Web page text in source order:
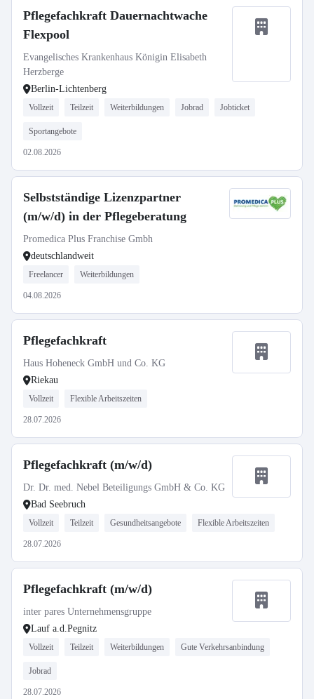
Pflegefachkraft Dauernachtwache
Flexpool
Evangelisches Krankenhaus Königin Elisabeth
Herzberge
Berlin-Lichtenberg
Vollzeit Teilzeit Weiterbildungen Jobrad Jobticket
Sportangebote
02.08.2026
Selbstständige Lizenzpartner
(m/w/d) in der Pflegeberatung
Promedica Plus Franchise Gmbh
deutschlandweit
Freelancer Weiterbildungen
04.08.2026
Pflegefachkraft
Haus Hoheneck GmbH und Co. KG
Riekau
Vollzeit Flexible Arbeitszeiten
28.07.2026
Pflegefachkraft (m/w/d)
Dr. Dr. med. Nebel Beteiligungs GmbH & Co. KG
Bad Seebruch
Vollzeit Teilzeit Gesundheitsangebote Flexible Arbeitszeiten
28.07.2026
Pflegefachkraft (m/w/d)
inter pares Unternehmensgruppe
Lauf a.d.Pegnitz
Vollzeit Teilzeit Weiterbildungen Gute Verkehrsanbindung
Jobrad
28.07.2026